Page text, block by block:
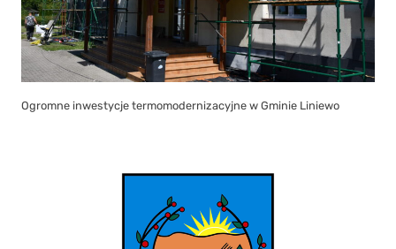
Ogromne inwestycje termomodernizacyjne w Gminie Liniewo